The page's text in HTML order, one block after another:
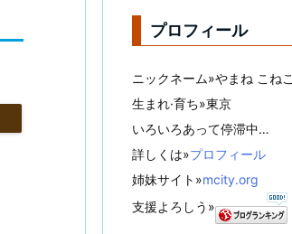
プロフィール
ニックネーム»やまね こねこ
生まれ·育ち»東京
いろいろあって停滞中…
詳しくは»プロフィール
姉妹サイト»mcity.org
支援よろしう»